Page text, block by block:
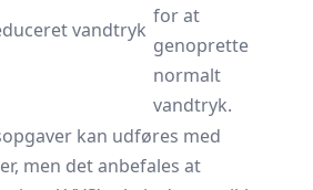
vandtryk
for at
genoprette
normalt
vandtryk.
kan udføres med
men det anbefales at